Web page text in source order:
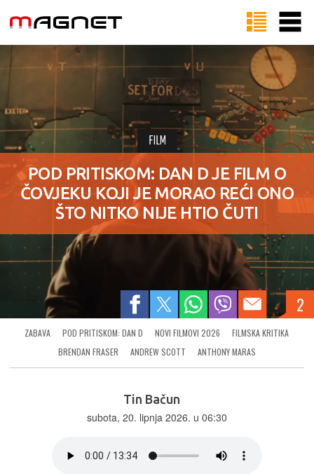
FILM
POD PRITISKOM: DAN D JE FILM O
ČOVJEKU KOJI JE MORAO REĆI ONO
ŠTO NITKO NIJE HTIO ČUTI
2
ZABAVA POD PRITISKOM: DAN D NOVI FILMOVI 2026
FILMSKA KRITIKA
BRENDAN FRASER
ANDREW SCOTT ANTHONY MARAS
Tin Bačun
subota, 20. lipnja 2026. u 06:30